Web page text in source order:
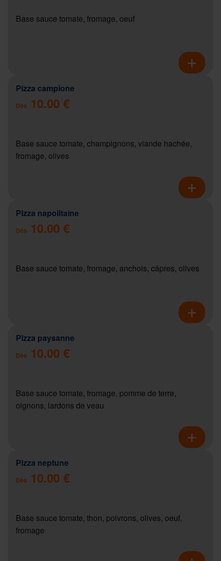
Base sauce tomate, fromage, oeuf
Pizza campione
Dès 10.00 €
Base sauce tomate, champignons, viande hachée,
fromage, olives
Pizza napolitaine
Dès 10.00 €
Base sauce tomate, fromage, anchois, câpres, olives
Pizza paysanne
Dès 10.00 €
Base sauce tomate, fromage, pomme de terre,
oignons, lardons de veau
Pizza neptune
Dès 10.00 €
Base sauce tomate, thon, poivrons, olives, oeuf,
fromage